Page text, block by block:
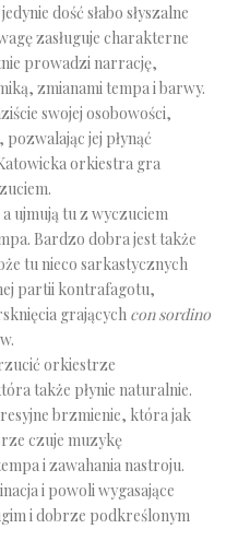
dość słabo słyszalne
zasługuje charakterne
prowadzi narrację,
zmianami tempa i barwy.
swojej osobowości,
jej płynąć
orkiestra gra
ujmują tu z wyczuciem
Bardzo dobra jest także
tu nieco sarkastycznych
partii kontrafagotu,
grających con sordino
orkiestrze
także płynie naturalnie.
brzmienie, która jak
czuje muzykę
i zawahania nastroju.
i powoli wygasające
i dobrze podkreślonym